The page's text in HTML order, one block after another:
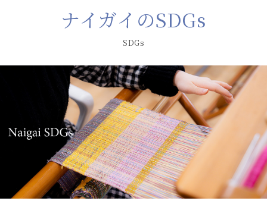
ナイガイのSDGs
SDGs